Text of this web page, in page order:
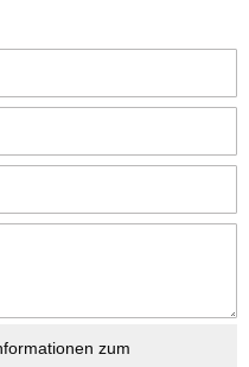
zum